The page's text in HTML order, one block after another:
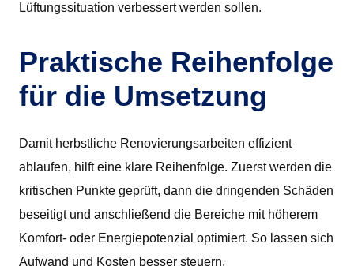
Lüftungssituation verbessert werden sollen.
Praktische Reihenfolge
für die Umsetzung
Damit herbstliche Renovierungsarbeiten effizient
ablaufen, hilft eine klare Reihenfolge. Zuerst werden die
kritischen Punkte geprüft, dann die dringenden Schäden
beseitigt und anschließend die Bereiche mit höherem
Komfort- oder Energiepotenzial optimiert. So lassen sich
Aufwand und Kosten besser steuern.